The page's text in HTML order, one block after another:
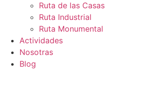
Ruta de las Casas
Ruta Industrial
Ruta Monumental
Actividades
Nosotras
Blog